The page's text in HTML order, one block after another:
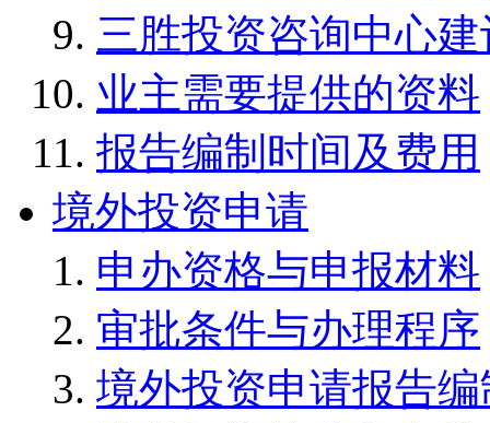
三胜投资咨询中心建
业主需要提供的资料
报告编制时间及费用
境外投资申请
申办资格与申报材料
审批条件与办理程序
境外投资申请报告